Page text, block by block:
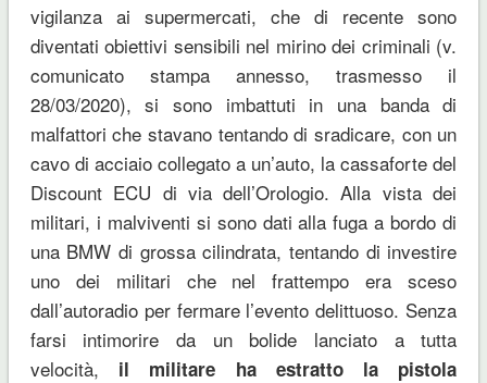
vigilanza ai supermercati, che di recente sono
diventati obiettivi sensibili nel mirino dei criminali (v.
comunicato stampa annesso, trasmesso il
28/03/2020), si sono imbattuti in una banda di
malfattori che stavano tentando di sradicare, con un
cavo di acciaio collegato a un’auto, la cassaforte del
Discount ECU di via dell’Orologio. Alla vista dei
militari, i malviventi si sono dati alla fuga a bordo di
una BMW di grossa cilindrata, tentando di investire
uno dei militari che nel frattempo era sceso
dall’autoradio per fermare l’evento delittuoso. Senza
farsi intimorire da un bolide lanciato a tutta
velocità, il militare ha estratto la pistola